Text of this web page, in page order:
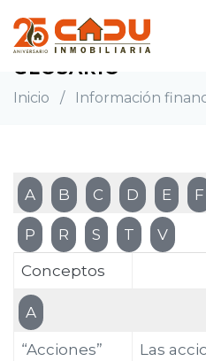
GLOSARIO
Inicio / Información
A B C D E F
P R S T V
Conceptos
A
“Acciones”
Las